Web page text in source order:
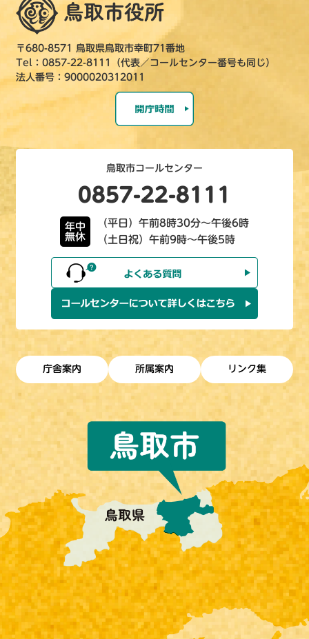
〒680-8571 鳥取県鳥取市幸町71番地
Tel：0857-22-8111（代表／コールセンター番号も同じ）
法人番号：9000020312011
鳥取市コールセンター
0857-22-8111
年中
無休
（平日）午前8時30分～午後6時
（土日祝）午前9時～午後5時
庁舎案内 所属案内 リンク集